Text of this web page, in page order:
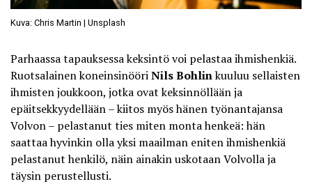
Kuva: Chris Martin | Unsplash
Parhaassa tapauksessa keksintö voi pelastaa ihmishenkiä.
Ruotsalainen koneinsinööriNils Bohlinkuuluu sellaisten
ihmisten joukkoon, jotka ovat keksinnöllään ja
epäitsekkyydellään – kiitos myös hänen työnantajansa
Volvon – pelastanut ties miten monta henkeä: hän
saattaa hyvinkin olla yksi maailman eniten ihmishenkiä
pelastanut henkilö, näin ainakin uskotaan Volvolla ja
täysin perustellusti.